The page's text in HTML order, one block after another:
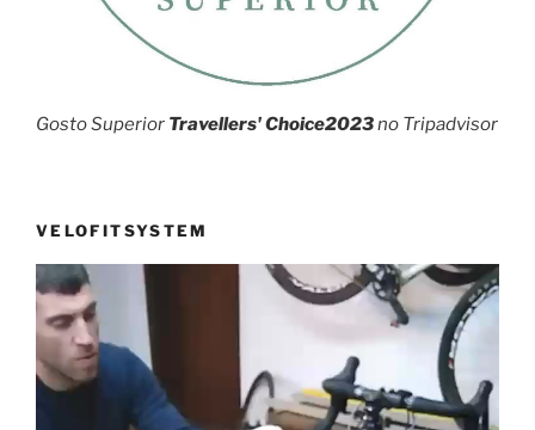
Gosto Superior Travellers' Choice2023no Tripadvisor
VELOFITSYSTEM
Reprodutor
de
vídeo